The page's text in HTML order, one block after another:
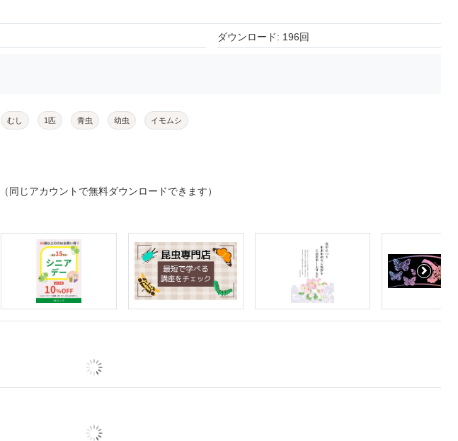
ダウンロード: 196回
むし 1匹 青虫 幼虫 イモムシ
（同じアカウントで無料ダウンロードできます）